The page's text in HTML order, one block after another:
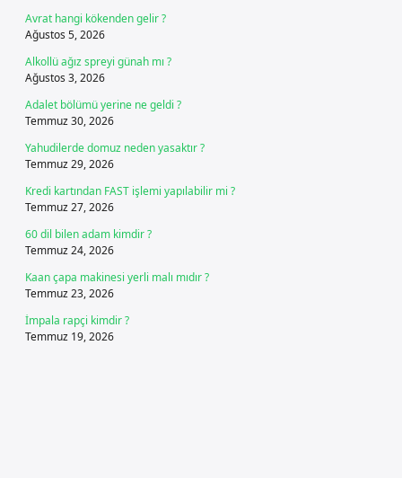
Avrat hangi kökenden gelir ?
Ağustos 5, 2026
Alkollü ağız spreyi günah mı ?
Ağustos 3, 2026
Adalet bölümü yerine ne geldi ?
Temmuz 30, 2026
Yahudilerde domuz neden yasaktır ?
Temmuz 29, 2026
Kredi kartından FAST işlemi yapılabilir mi ?
Temmuz 27, 2026
60 dil bilen adam kimdir ?
Temmuz 24, 2026
Kaan çapa makinesi yerli malı mıdır ?
Temmuz 23, 2026
İmpala rapçi kimdir ?
Temmuz 19, 2026